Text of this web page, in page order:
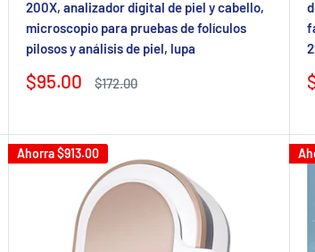
200X, analizador digital de piel y cabello,
microscopio para pruebas de folículos
pilosos y análisis de piel, lupa
Precio
$95.00
Precio
$172.00
Ahorra$913.00